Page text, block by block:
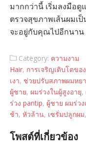
มากกว่านี้ เริ่มลงมือ
ตรวจสุขภาพเส้นผมเ
จะอยู่กับคุณไปอีกนาน
Category: ความงาม
Hair, การเจริญเติบโตขอ
เงา, ช่วยปรับสภาพผมหย
ผู้ชาย, ผมร่วงในผู้สูงอายุ,
ร่วง pantip, ผู้ชาย ผมร่วง
ช้า, หัวล้าน, เซรั่มปลูกผม,
โพสต์ที่เกี่ยวข้อง